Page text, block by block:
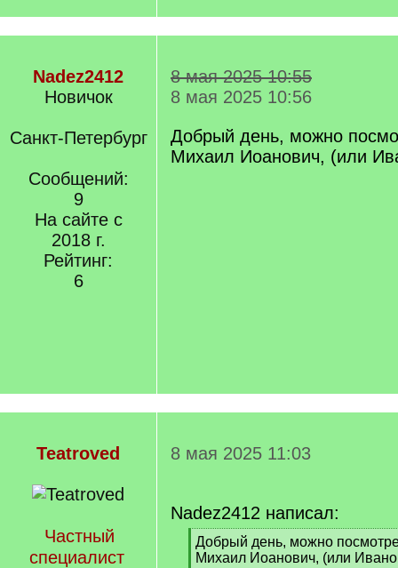
Nadez2412
Новичок
Санкт-Петербург
Сообщений:
9
На сайте с
2018 г.
Рейтинг:
6
8 мая 2025 10:55
8 мая 2025 10:56
Добрый день, можно
Михаил Иоанович, (или
Teatroved
Частный
специалист
8 мая 2025 11:03
Nadez2412 написал:
[
q
Добрый день, можно
Михаил Иоанович, (или